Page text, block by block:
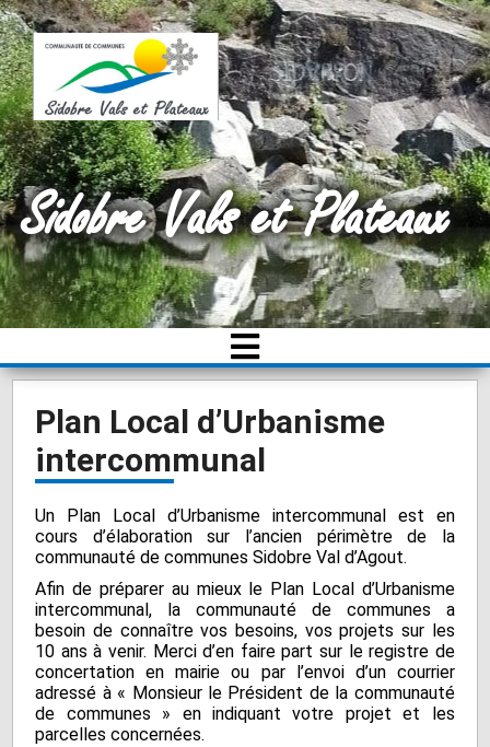
Sidobre Vals et Plateaux
Plan Local d’Urbanisme
intercommunal
Un Plan Local d’Urbanisme intercommunal est en
cours d’élaboration sur l’ancien périmètre de la
communauté de communes Sidobre Val d’Agout.
Afin de préparer au mieux le Plan Local d’Urbanisme
intercommunal, la communauté de communes a
besoin de connaître vos besoins, vos projets sur les
10 ans à venir. Merci d’en faire part sur le registre de
concertation en mairie ou par l’envoi d’un courrier
adressé à « Monsieur le Président de la communauté
de communes » en indiquant votre projet et les
parcelles concernées.